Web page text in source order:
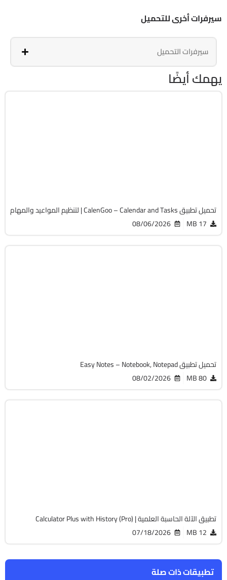
تطبيقات ذات صلة
سيرفرات أخرى للتحميل
سيرفرات التحميل
يهمك أيضًا
تحميل تطبيق CalenGoo – Calendar and Tasks | لتنظيم المواعيد والمهام
17 MB
08/06/2026
تحميل تطبيق Easy Notes – Notebook, Notepad
80 MB
08/02/2026
تطبيق الآلة الحاسبة العلمية | Calculator Plus with History (Pro)
12 MB
07/18/2026